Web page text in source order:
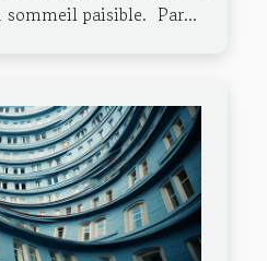
sommeil paisible. Par...